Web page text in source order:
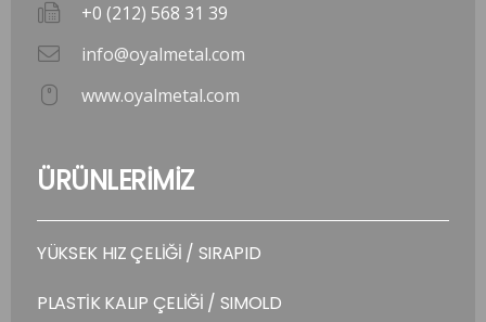
+0 (212) 568 31 39
info@oyalmetal.com
www.oyalmetal.com
ÜRÜNLERİMİZ
YÜKSEK HIZ ÇELİĞİ / SIRAPID
PLASTİK KALIP ÇELİĞİ / SIMOLD